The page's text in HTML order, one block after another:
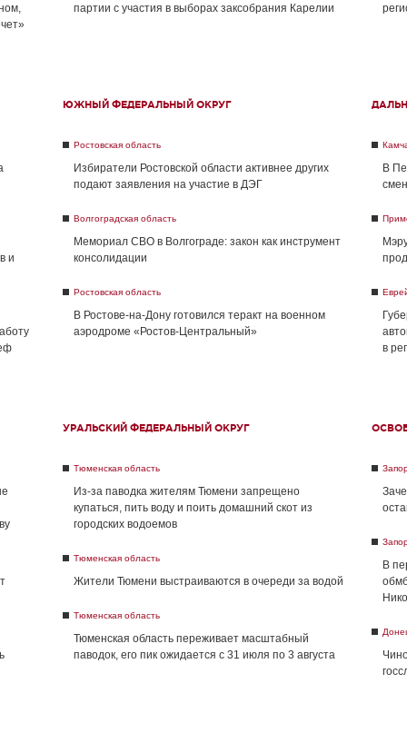
партии с участия в выборах заксобрания Карелии
и
ЮЖНЫЙ ФЕДЕРАЛЬНЫЙ ОКРУГ
Ростовская область
Избиратели Ростовской области активнее других
подают заявления на участие в ДЭГ
Волгоградская область
Мемориал СВО в Волгограде: закон как инструмент
консолидации
Ростовская область
В Ростове-на-Дону готовился теракт на военном
аэродроме «Ростов-Центральный»
В
в
УРАЛЬСКИЙ ФЕДЕРАЛЬНЫЙ ОКРУГ
Тюменская область
Из-за паводка жителям Тюмени запрещено
купаться, пить воду и поить домашний скот из
городских водоемов
Тюменская область
Жители Тюмени выстраиваются в очереди за водой
Тюменская область
Тюменская область переживает масштабный
паводок, его пик ожидается с 31 июля по 3 августа
В